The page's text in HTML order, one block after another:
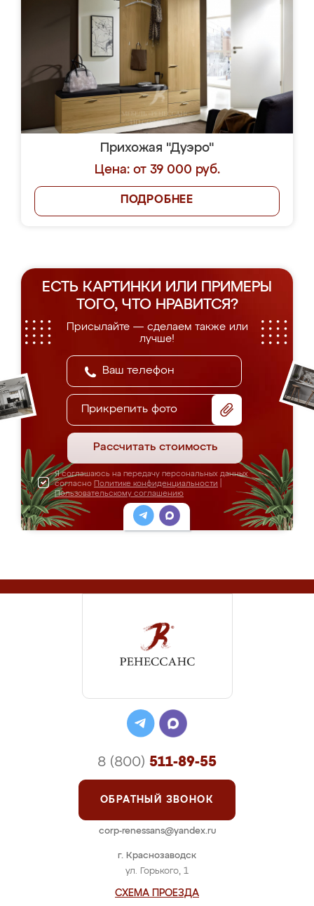
Прихожая "Дуэро"
Цена: от 39 000 руб.
ПОДРОБНЕЕ
ЕСТЬ КАРТИНКИ ИЛИ ПРИМЕРЫ
ТОГО, ЧТО НРАВИТСЯ?
Присылайте — сделаем также или
лучше!
Прикрепить фото
Рассчитать стоимость
Я соглашаюсь на передачу персональных данных
согласно Политике конфиденциальности
Пользовательскому соглашению
г. Краснозаводск
ул. Горького, 1
СХЕМА ПРОЕЗДА
8 (800) 511-89-55
ОБРАТНЫЙ ЗВОНОК
corp-renessans@yandex.ru